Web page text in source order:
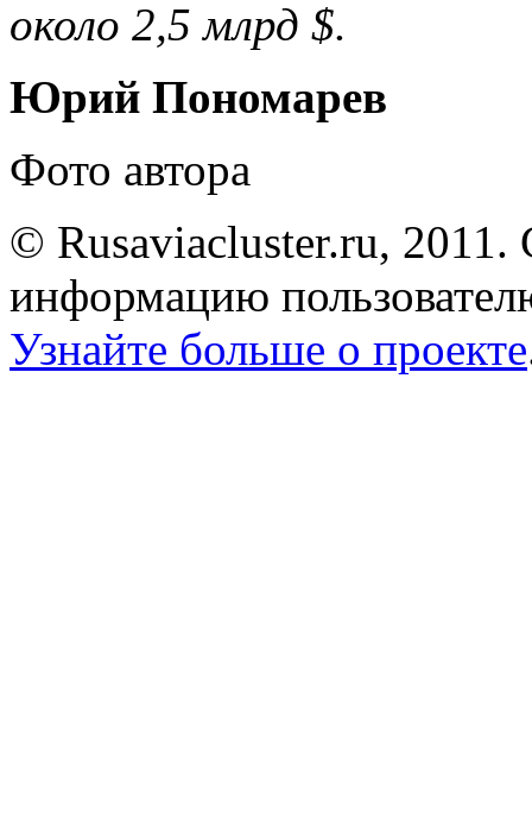
около 2,5 млрд $.
Юрий Пономарев
Фото автора
© Rusaviacluster.ru, 2011.
информацию
Узнайте больше о проекте